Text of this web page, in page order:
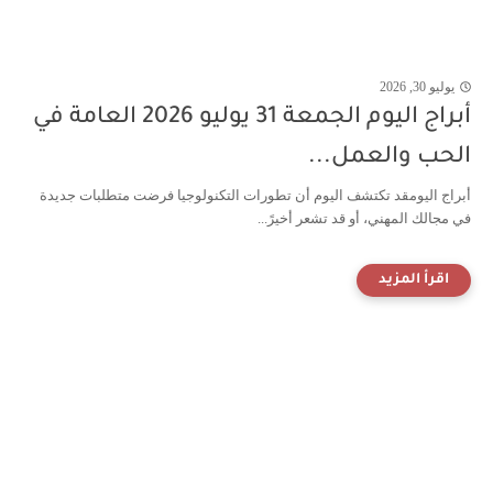
يوليو 30, 2026
أبراج اليوم الجمعة 31 يوليو 2026 العامة في
الحب والعمل...
أبراج اليومقد تكتشف اليوم أن تطورات التكنولوجيا فرضت متطلبات جديدة
في مجالك المهني، أو قد تشعر أخيرً...